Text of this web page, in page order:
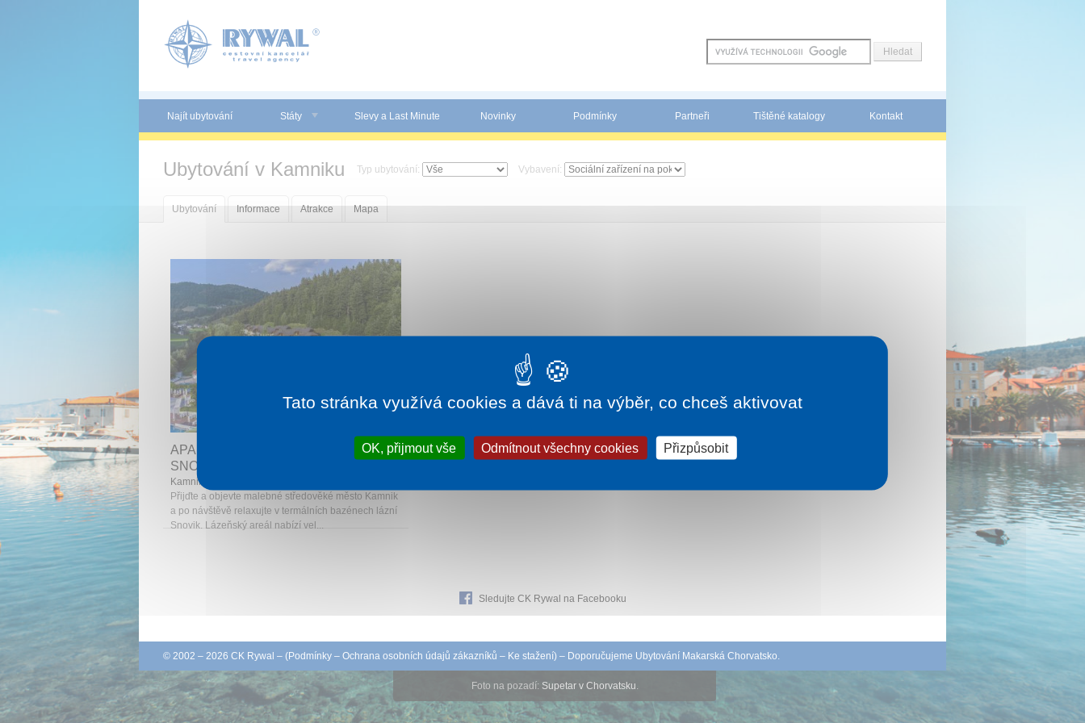
Najít ubytování Státy Slevy a Last Minute Novinky Podmínky Partneři Tištěné katalogy Kontakt
Ubytování v Kamniku Typ ubytování: Vybavení:
Ubytování Informace Atrakce Mapa
APARTMÁNOVÉ DOMY TERME
SNOVIK
Kamnik
Přijďte a objevte malebné středověké město Kamnik
a po návštěvě relaxujte v termálních bazénech lázní
Snovik. Lázeňský areál nabízí vel...
Sledujte CK Rywal na Facebooku
© 2002 – 2026 CK Rywal – (Podmínky – Ochrana osobních údajů zákazníků – Ke stažení) – Doporučujeme Ubytování Makarská Chorvatsko.
Foto na pozadí: Supetar v Chorvatsku.
Tato stránka využívá cookies a dává ti na výběr, co chceš aktivovat
OK, přijmout vše Odmítnout všechny cookies Přizpůsobit